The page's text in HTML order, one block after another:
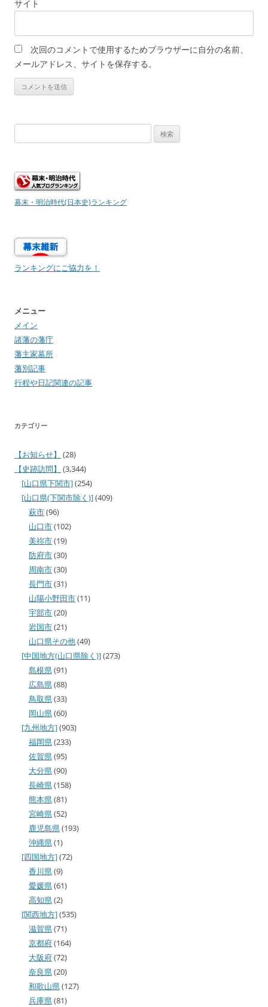
サイト
次回のコメントで使用するためブラウザーに自分の名前、
メールアドレス、サイトを保存する。
索:
幕末・明治時代(日本史)ランキング
ランキングにご協力を！
メニュー
メイン
諸藩の藩庁
藩主家墓所
藩別記事
行程や日記関連の記事
カテゴリー
【お知らせ】
(28)
【史跡訪問】
(3,344)
[山口県下関市](254)
[山口県(下関市除く)](409)
萩市(96)
山口市(102)
美祢市(19)
防府市(30)
周南市(30)
長門市(31)
山陽小野田市(11)
宇部市(20)
岩国市(21)
山口県その他(49)
[中国地方(山口県除く)](273)
島根県(91)
広島県(88)
鳥取県(33)
岡山県(60)
[九州地方](903)
福岡県(233)
佐賀県(95)
大分県(90)
長崎県(158)
熊本県(81)
宮崎県(52)
鹿児島県(193)
沖縄県(1)
[四国地方](72)
香川県(9)
愛媛県(61)
高知県(2)
[関西地方](535)
滋賀県(71)
京都府(164)
大阪府(72)
奈良県(20)
和歌山県(127)
兵庫県(81)